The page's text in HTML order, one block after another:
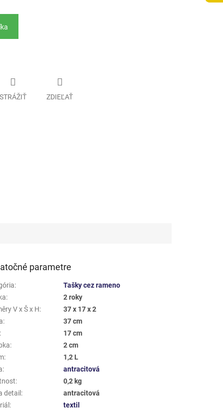
STRÁŽIŤ ZDIEĽAŤ
parametre
:
Tašky cez rameno
:
2 roky
V x Š x H:
37 x 17 x 2
:
37 cm
:
17 cm
:
2 cm
:
1,2 L
:
antracitová
:
0,2 kg
detail :
antracitová
:
textil